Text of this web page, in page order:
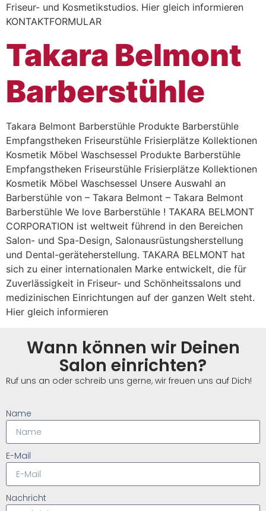
Friseur- und Kosmetikstudios. Hier gleich informieren
KONTAKTFORMULAR
Takara Belmont
Barberstühle
Takara Belmont Barberstühle Produkte Barberstühle
Empfangstheken Friseurstühle Frisierplätze Kollektionen
Kosmetik Möbel Waschsessel Produkte Barberstühle
Empfangstheken Friseurstühle Frisierplätze Kollektionen
Kosmetik Möbel Waschsessel Unsere Auswahl an
Barberstühle von – Takara Belmont – Takara Belmont
Barberstühle We love Barberstühle ! TAKARA BELMONT
CORPORATION ist weltweit führend in den Bereichen
Salon- und Spa-Design, Salonausrüstungsherstellung
und Dental-geräteherstellung. TAKARA BELMONT hat
sich zu einer internationalen Marke entwickelt, die für
Zuverlässigkeit in Friseur- und Schönheitssalons und
medizinischen Einrichtungen auf der ganzen Welt steht.
Hier gleich informieren
Wann können wir Deinen
Salon einrichten?
Ruf uns an oder schreib uns gerne, wir freuen uns auf Dich!
Name
E-Mail
Nachricht